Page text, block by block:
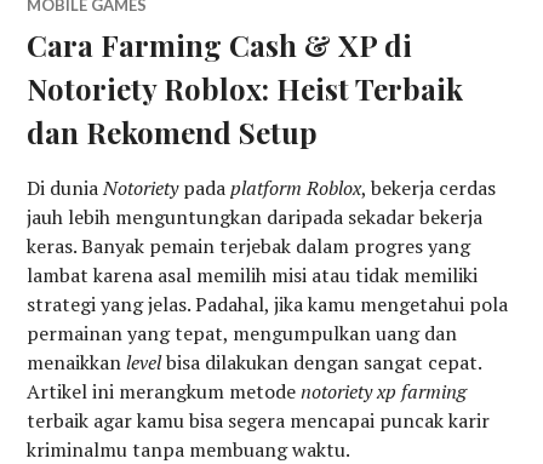
MOBILE GAMES
Cara Farming Cash & XP di
Notoriety Roblox: Heist Terbaik
dan Rekomend Setup
Di duniaNotorietypadaplatform Roblox, bekerja cerdas
jauh lebih menguntungkan daripada sekadar bekerja
keras. Banyak pemain terjebak dalam progres yang
lambat karena asal memilih misi atau tidak memiliki
strategi yang jelas. Padahal, jika kamu mengetahui pola
permainan yang tepat, mengumpulkan uang dan
menaikkanlevelbisa dilakukan dengan sangat cepat.
Artikel ini merangkum metodenotoriety xp farming
terbaik agar kamu bisa segera mencapai puncak karir
kriminalmu tanpa membuang waktu.